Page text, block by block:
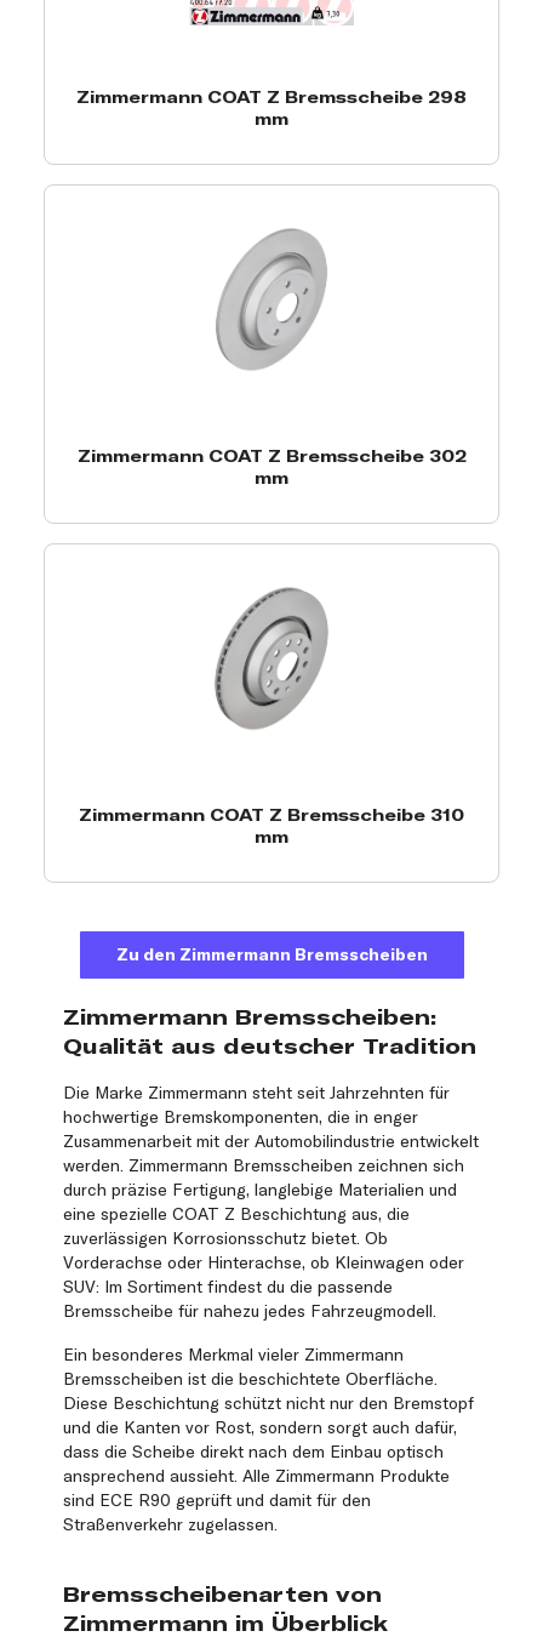
Zimmermann COAT Z Bremsscheibe 298
mm
Zimmermann COAT Z Bremsscheibe 302
mm
Zimmermann COAT Z Bremsscheibe 310
mm
Zu den Zimmermann Bremsscheiben
Zimmermann Bremsscheiben:
Qualität aus deutscher Tradition
Die Marke Zimmermann steht seit Jahrzehnten für
hochwertige Bremskomponenten, die in enger
Zusammenarbeit mit der Automobilindustrie entwickelt
werden. Zimmermann Bremsscheiben zeichnen sich
durch präzise Fertigung, langlebige Materialien und
eine spezielle COAT Z Beschichtung aus, die
zuverlässigen Korrosionsschutz bietet. Ob
Vorderachse oder Hinterachse, ob Kleinwagen oder
SUV: Im Sortiment findest du die passende
Bremsscheibe für nahezu jedes Fahrzeugmodell.
Ein besonderes Merkmal vieler Zimmermann
Bremsscheiben ist die beschichtete Oberfläche.
Diese Beschichtung schützt nicht nur den Bremstopf
und die Kanten vor Rost, sondern sorgt auch dafür,
dass die Scheibe direkt nach dem Einbau optisch
ansprechend aussieht. Alle Zimmermann Produkte
sind ECE R90 geprüft und damit für den
Straßenverkehr zugelassen.
Bremsscheibenarten von
Zimmermann im Überblick